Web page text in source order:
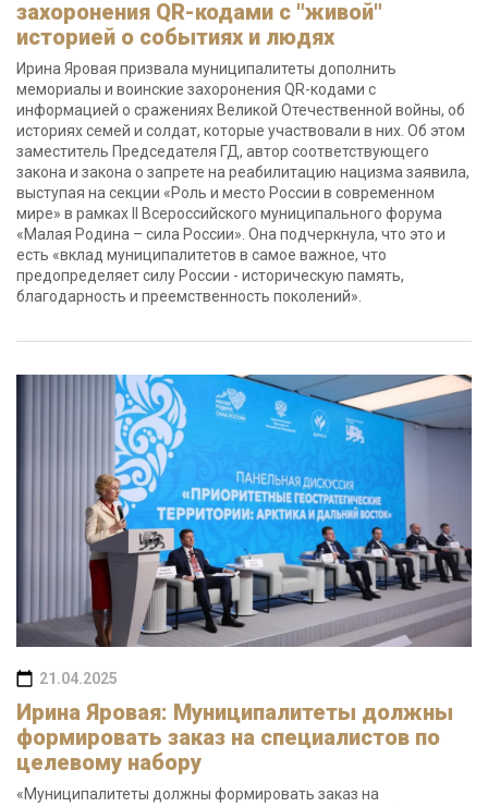
захоронения QR-кодами с "живой"
историей о событиях и людях
Ирина Яровая призвала муниципалитеты дополнить
мемориалы и воинские захоронения QR-кодами с
информацией о сражениях Великой Отечественной войны, об
историях семей и солдат, которые участвовали в них. Об этом
заместитель Председателя ГД, автор соответствующего
закона и закона о запрете на реабилитацию нацизма заявила,
выступая на секции «Роль и место России в современном
мире» в рамках II Всероссийского муниципального форума
«Малая Родина – сила России». Она подчеркнула, что это и
есть «вклад муниципалитетов в самое важное, что
предопределяет силу России - историческую память,
благодарность и преемственность поколений».
21.04.2025
Ирина Яровая: Муниципалитеты должны
формировать заказ на специалистов по
целевому набору
«Муниципалитеты должны формировать заказ на